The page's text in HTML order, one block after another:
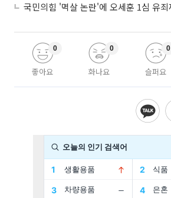
좋아요
0
화나요
0
슬퍼요
0